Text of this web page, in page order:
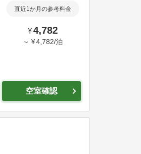
直近1か月の参考料金
¥4,782
～ ¥4,782/泊
空室確認